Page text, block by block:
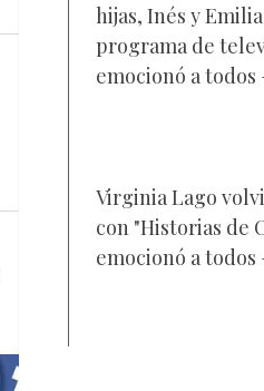
hijas, Inés y
programa de
emocionó a
Virginia Lago
con "Historias de
emocionó a